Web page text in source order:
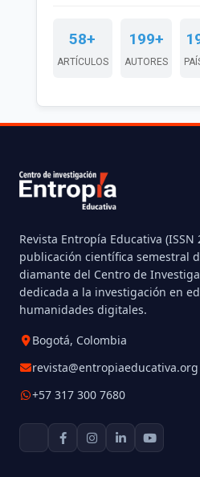
58+
ARTÍCULOS
199+
AUTORES
Revista Entropía Educativa (ISSN
publicación científica semestral
diamante del Centro de
dedicada a la investigación en
humanidades digitales.
Bogotá, Colombia
revista@entropiaeducativa.org
+57 317 300 7680